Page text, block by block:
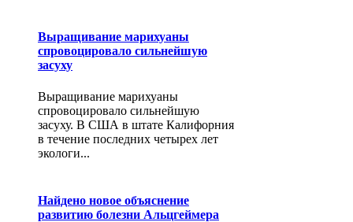
Выращивание марихуаны
спровоцировало сильнейшую
засуху
Выращивание марихуаны
спровоцировало сильнейшую
засуху. В США в штате Калифорния
в течение последних четырех лет
экологи...
Найдено новое объяснение
развитию болезни Альцгеймера